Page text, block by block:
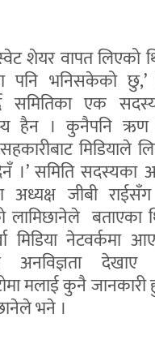
शेयर वापत लिएको
पनि भनिसकेको छु,’
समितिका एक
हैन । कुनैपनि ऋण
मिडियाले
।’ समिति सदस्यका
अध्यक्ष जीबी
लामिछानेले बताएका
मिडिया नेटवर्कमा
अनविज्ञता देखाए
मलाई कुनै
भने ।